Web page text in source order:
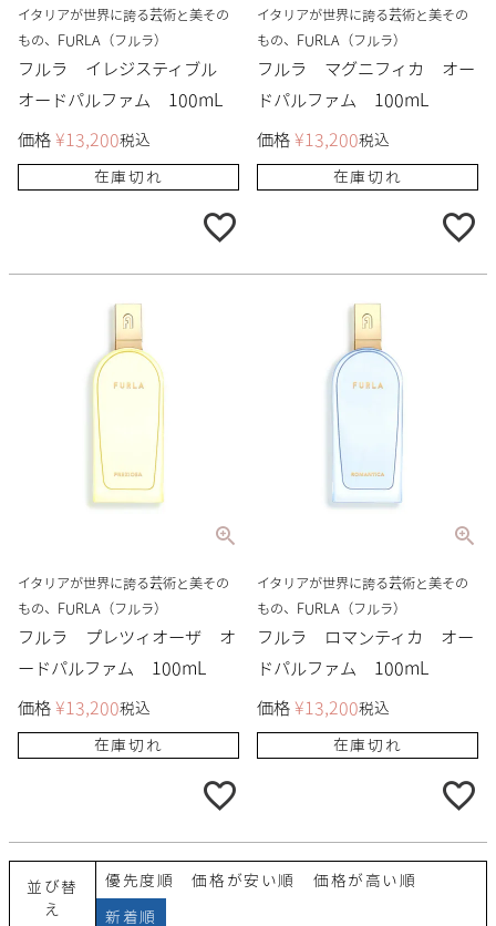
イタリアが世界に誇る芸術と美その
もの、FURLA（フルラ）
フルラ イレジスティブル
オードパルファム 100mL
価格 ¥13,200税込
在庫切れ
イタリアが世界に誇る芸術と美その
もの、FURLA（フルラ）
フルラ マグニフィカ オー
ドパルファム 100mL
価格 ¥13,200税込
在庫切れ
イタリアが世界に誇る芸術と美その
もの、FURLA（フルラ）
フルラ プレツィオーザ オ
ードパルファム 100mL
価格 ¥13,200税込
在庫切れ
イタリアが世界に誇る芸術と美その
もの、FURLA（フルラ）
フルラ ロマンティカ オー
ドパルファム 100mL
価格 ¥13,200税込
在庫切れ
並び替
え
優先度順 価格が安い順 価格が高い順
新着順